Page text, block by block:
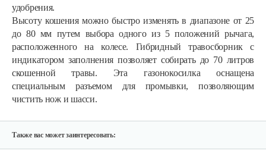
удобрения.
Высоту кошения можно быстро изменять в диапазоне от 25
до 80 мм путем выбора одного из 5 положений рычага,
расположенного на колесе. Гибридный травосборник с
индикатором заполнения позволяет собирать до 70 литров
скошенной травы. Эта газонокосилка оснащена
специальным разъемом для промывки, позволяющим
чистить нож и шасси.
Также вас может заинтересовать:
Газонокосилки с сиденьем…
9 990 руб Смотреть
Газонокосилки с сиденьем…
9 200 руб